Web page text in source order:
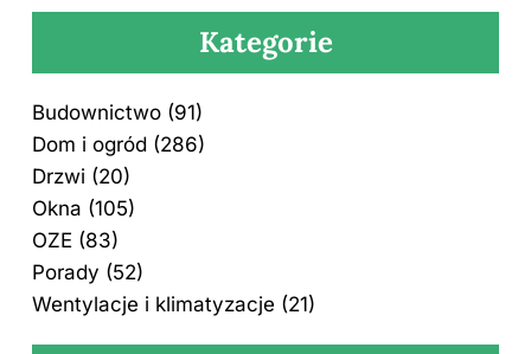
Kategorie
Budownictwo (91)
Dom i ogród (286)
Drzwi (20)
Okna (105)
OZE (83)
Porady (52)
Wentylacje i klimatyzacje (21)